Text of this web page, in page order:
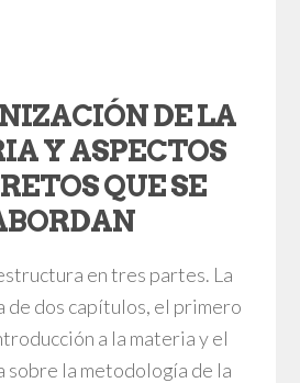
DE LA
Y ASPECTOS
QUE SE
en tres partes. La
de dos capítulos, el primero
a la materia y el
sobre la metodología de la